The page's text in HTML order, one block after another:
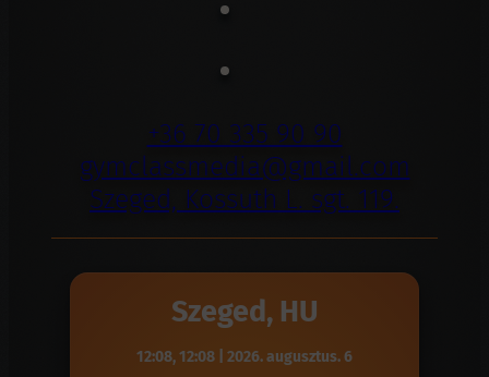
+36 70 335 90 90
gymclassmedia@gmail.com
Szeged, Kossuth L. sgt. 119.
Szeged, HU
12:08,12:08 | 2026. augusztus. 6